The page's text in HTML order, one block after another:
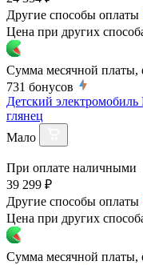
Другие способы оплаты
Цена при других
Сумма месячной платы,
731 бонусов
Детский
глянец
Мало
При оплате наличными
39 299 ₽
Другие способы оплаты
Цена при других
Сумма месячной платы,